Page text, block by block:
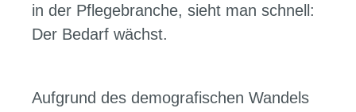
in der Pflegebranche, sieht man schnell:
Der Bedarf wächst.
Aufgrund des demografischen Wandels